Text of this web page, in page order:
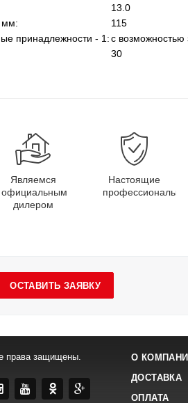
13.0
мм:
115
принадлежности - 1:с возможностью
30
Являемся
официальным
дилером
Настоящие
профессионалы
ОСТАВИТЬ ЗАЯВКУ
права защищены.
О
ДОСТАВКА
ОПЛАТА